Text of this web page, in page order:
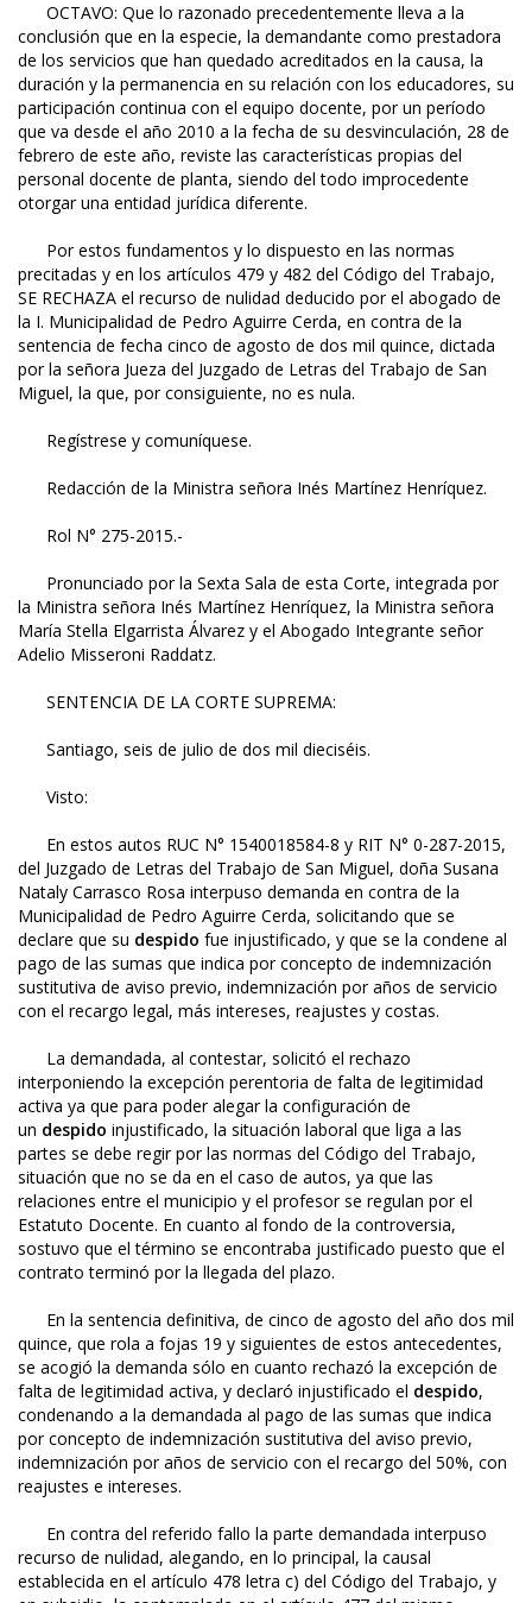
OCTAVO: Que lo razonado precedentemente lleva a la
conclusión que en la especie, la demandante como prestadora
de los servicios que han quedado acreditados en la causa, la
duración y la permanencia en su relación con los educadores, su
participación continua con el equipo docente, por un período
que va desde el año 2010 a la fecha de su desvinculación, 28 de
febrero de este año, reviste las características propias del
personal docente de planta, siendo del todo improcedente
otorgar una entidad jurídica diferente.
Por estos fundamentos y lo dispuesto en las normas
precitadas y en los artículos 479 y 482 del Código del Trabajo,
SE RECHAZA el recurso de nulidad deducido por el abogado de
la I. Municipalidad de Pedro Aguirre Cerda, en contra de la
sentencia de fecha cinco de agosto de dos mil quince, dictada
por la señora Jueza del Juzgado de Letras del Trabajo de San
Miguel, la que, por consiguiente, no es nula.
Regístrese y comuníquese.
Redacción de la Ministra señora Inés Martínez Henríquez.
Rol N° 275-2015.-
Pronunciado por la Sexta Sala de esta Corte, integrada por
la Ministra señora Inés Martínez Henríquez, la Ministra señora
María Stella Elgarrista Álvarez y el Abogado Integrante señor
Adelio Misseroni Raddatz.
SENTENCIA DE LA CORTE SUPREMA:
Santiago, seis de julio de dos mil dieciséis.
Visto:
En estos autos RUC N° 1540018584-8 y RIT N° 0-287-2015,
del Juzgado de Letras del Trabajo de San Miguel, doña Susana
Nataly Carrasco Rosa interpuso demanda en contra de la
Municipalidad de Pedro Aguirre Cerda, solicitando que se
declare que su despido fue injustificado, y que se la condene al
pago de las sumas que indica por concepto de indemnización
sustitutiva de aviso previo, indemnización por años de servicio
con el recargo legal, más intereses, reajustes y costas.
La demandada, al contestar, solicitó el rechazo
interponiendo la excepción perentoria de falta de legitimidad
activa ya que para poder alegar la configuración de
un despido injustificado, la situación laboral que liga a las
partes se debe regir por las normas del Código del Trabajo,
situación que no se da en el caso de autos, ya que las
relaciones entre el municipio y el profesor se regulan por el
Estatuto Docente. En cuanto al fondo de la controversia,
sostuvo que el término se encontraba justificado puesto que el
contrato terminó por la llegada del plazo.
En la sentencia definitiva, de cinco de agosto del año dos mil
quince, que rola a fojas 19 y siguientes de estos antecedentes,
se acogió la demanda sólo en cuanto rechazó la excepción de
falta de legitimidad activa, y declaró injustificado el despido,
condenando a la demandada al pago de las sumas que indica
por concepto de indemnización sustitutiva del aviso previo,
indemnización por años de servicio con el recargo del 50%, con
reajustes e intereses.
En contra del referido fallo la parte demandada interpuso
recurso de nulidad, alegando, en lo principal, la causal
establecida en el artículo 478 letra c) del Código del Trabajo, y